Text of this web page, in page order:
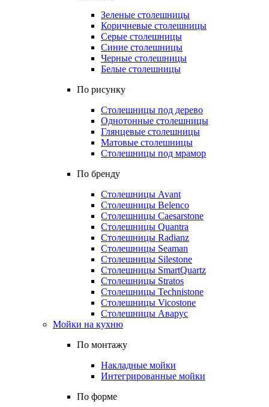
Зеленые столешницы
Коричневые столешницы
Серые столешницы
Синие столешницы
Черные столешницы
Белые столешницы
По рисунку
Столешницы под дерево
Однотонные столешницы
Глянцевые столешницы
Матовые столешницы
Столешницы под мрамор
По бренду
Столешницы Avant
Столешницы Belenco
Столешницы Caesarstone
Столешницы Quantra
Столешницы Radianz
Столешницы Seaman
Столешницы Silestone
Столешницы SmartQuartz
Столешницы Stratos
Столешницы Technistone
Столешницы Vicostone
Столешницы Аварус
Мойки на кухню
По монтажу
Накладные мойки
Интегрированные мойки
По форме